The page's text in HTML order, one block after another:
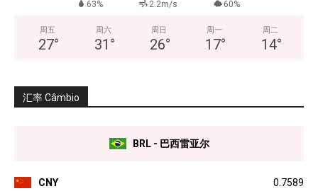
63% 2.2m/s 60%
周五
27°
周六
31 °
周日
26°
周一
17°
周二
14°
汇率 Câmbio
BRL - 巴西雷亚尔
CNY 0.7589